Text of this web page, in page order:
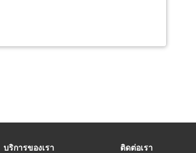
บริการของเรา ติดต่อเรา